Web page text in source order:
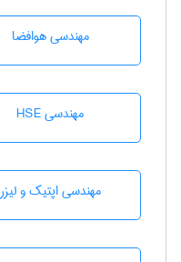
مهندسی هوافضا
مهندسی HSE
مهندسی اپتیک و لیزر